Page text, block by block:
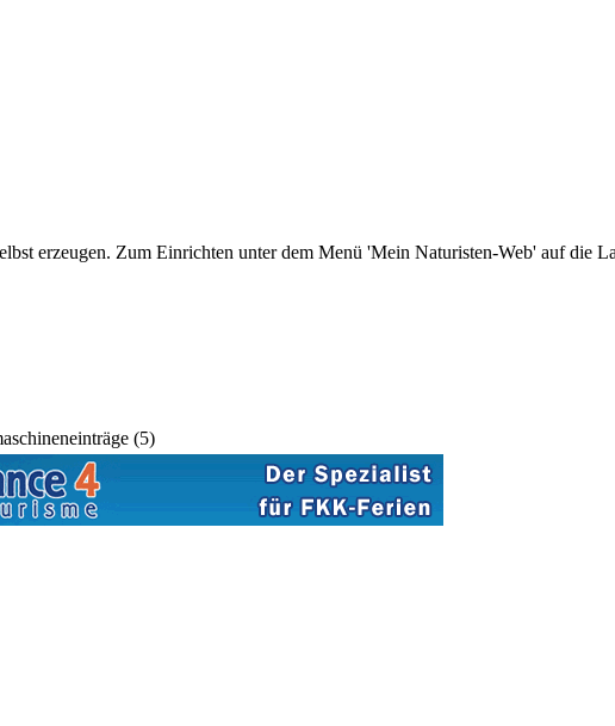
erzeugen. Zum Einrichten unter dem Menü 'Mein Naturisten-Web' auf die
(5)